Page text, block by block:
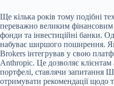
Ще кілька років тому подібні
переважно великим
фонди та інвестиційні банки.
набуває ширшого поширення.
Brokers інтегрував у свою
Anthropic. Це дозволяє клієнтам
портфелі, ставлячи запитання
отримувати рекомендації щодо